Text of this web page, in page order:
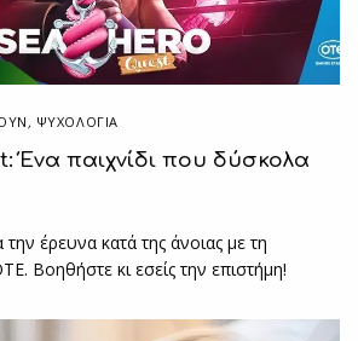
, ΨΥΧΟΛΟΓΙΑ
Ένα παιχνίδι που δύσκολα
έρευνα κατά της άνοιας με τη
Βοηθήστε κι εσείς την επιστήμη!